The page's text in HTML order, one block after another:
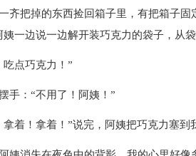
齐把掉的东西捡回箱子里，有把箱子
姨一边说一边解开装巧克力的袋子，从
吃点巧克力！”
手：“不用了！阿姨！”
拿着！拿着！”说完，阿姨把巧克力塞到